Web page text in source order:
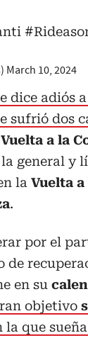
March 10, 2024
dice adiós
sufrió dos
Vuelta a la
general y
la Vuelta
.
por el
de
en su
objetivo
la que